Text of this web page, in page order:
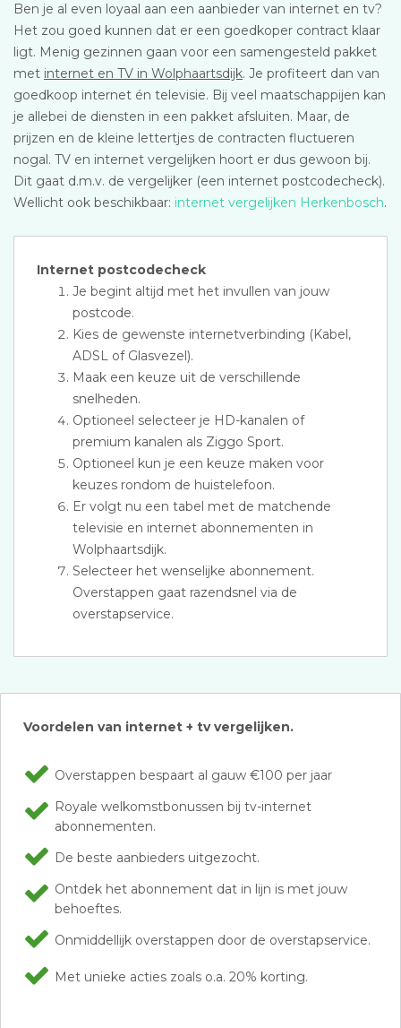
Ben je al even loyaal aan een aanbieder van internet en tv?
Het zou goed kunnen dat er een goedkoper contract klaar
ligt. Menig gezinnen gaan voor een samengesteld pakket
met internet en TV in Wolphaartsdijk. Je profiteert dan van
goedkoop internet én televisie. Bij veel maatschappijen kan
je allebei de diensten in een pakket afsluiten. Maar, de
prijzen en de kleine lettertjes de contracten fluctueren
nogal. TV en internet vergelijken hoort er dus gewoon bij.
Dit gaat d.m.v. de vergelijker (een internet postcodecheck).
Wellicht ook beschikbaar: internet vergelijken Herkenbosch.
Internet postcodecheck
Je begint altijd met het invullen van jouw
postcode.
Kies de gewenste internetverbinding (Kabel,
ADSL of Glasvezel).
Maak een keuze uit de verschillende
snelheden.
Optioneel selecteer je HD-kanalen of
premium kanalen als Ziggo Sport.
Optioneel kun je een keuze maken voor
keuzes rondom de huistelefoon.
Er volgt nu een tabel met de matchende
televisie en internet abonnementen in
Wolphaartsdijk.
Selecteer het wenselijke abonnement.
Overstappen gaat razendsnel via de
overstapservice.
Voordelen van internet + tv vergelijken.
Overstappen bespaart al gauw €100 per jaar
Royale welkomstbonussen bij tv-internet
abonnementen.
De beste aanbieders uitgezocht.
Ontdek het abonnement dat in lijn is met jouw
behoeftes.
Onmiddellijk overstappen door de overstapservice.
Met unieke acties zoals o.a. 20% korting.